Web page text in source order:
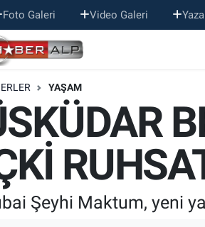
Foto Galeri Video Galeri
YAŞAM
Şeyhi Maktum, yeni
Durumu ve Fikstür